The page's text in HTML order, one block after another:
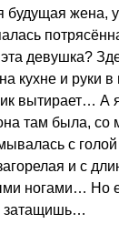
будущая жена,
девушка?
кухне и руки в
вытирает… А
там была, со
с голой
и с
ногами… Но
затащишь…